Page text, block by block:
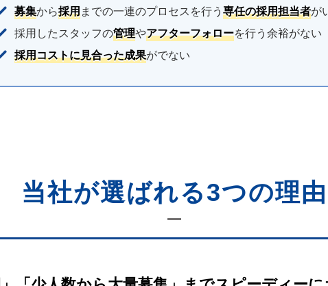
募集から採用までの一連のプロセスを行う 専任の採用担当者が
採用したスタッフの管理やアフターフォローを行う余裕がない
採用コストに見合った成果がでない
当社が選ばれる3つの理由